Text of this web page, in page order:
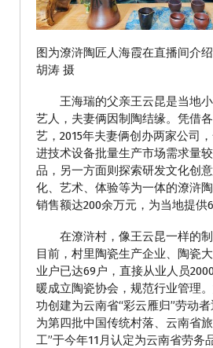
图为潦浒陶匠人海霞在直播间介绍
胡涛 摄
王海瑞的父亲王云昆是当地小
艺人，夫妻俩因制陶结缘。凭借
艺，2015年夫妻俩创办两家公司
进技术设备批量生产市场需求量
品，另一方面则探索研发文化创
化、艺术、体验等为一体的潦浒
销售额达200余万元，为当地提供
在潦浒村，像王云昆一样的制
目前，村里陶瓷生产企业、陶瓷
业户已达69户，直接从业人员
暖成立陶瓷协会，规范行业管理
功创建为云南省“彩云雁归”劳动
为第四批中国传统村落、云南省
工”于今年11月认定为云南省劳务